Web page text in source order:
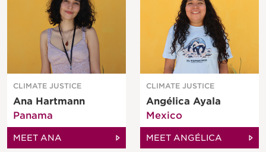
CLIMATE JUSTICE
Ana Hartmann
Panama
MEET ANA
CLIMATE JUSTICE
Angélica Ayala
Mexico
MEET ANGÉLICA